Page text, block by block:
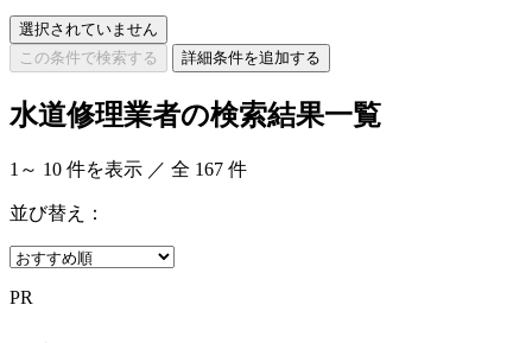
選択されていません
この条件で検索する
詳細条件を追加する
水道修理業者の検索結果一覧
1 ～ 10 件を表示 ／ 全 167 件
並び替え：
PR